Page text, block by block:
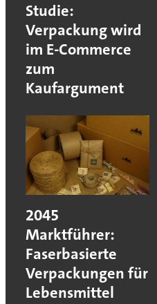
Studie:
Verpackung wird
im E-Commerce
zum
Kaufargument
2045
Marktführer:
Faserbasierte
Verpackungen für
Lebensmittel